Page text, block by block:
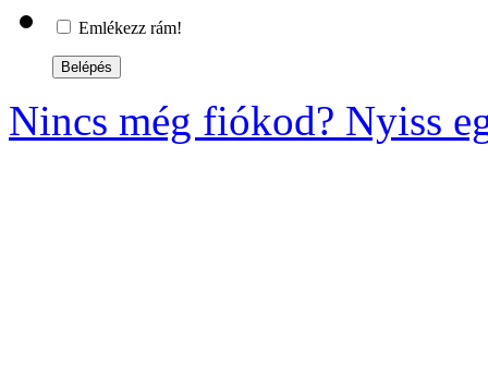
Emlékezz rám!
Nincs még fiókod? Nyiss